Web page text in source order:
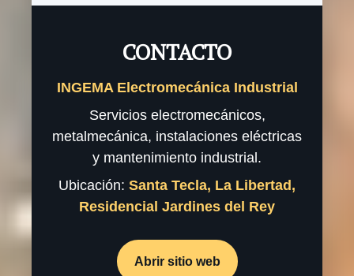
CONTACTO
INGEMA Electromecánica Industrial
Servicios electromecánicos,
metalmecánica, instalaciones eléctricas
y mantenimiento industrial.
Ubicación: Santa Tecla, La Libertad,
Residencial Jardines del Rey
Abrir sitio web